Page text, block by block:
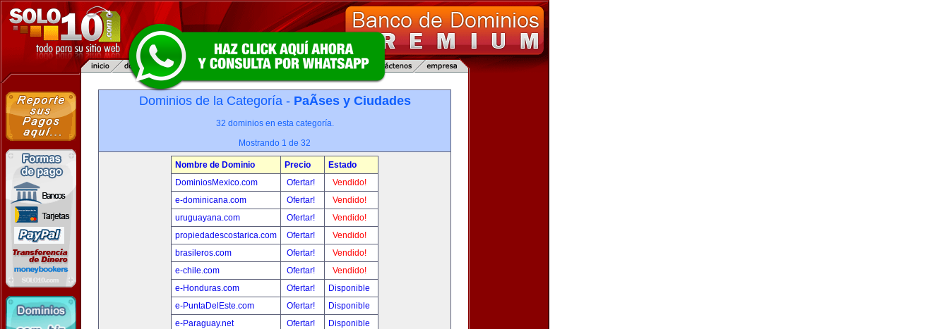
Dominios de la Categoría - PaÃ­ses y Ciudades
32 dominios en esta categoría.
Mostrando 1 de 32
Nombre de Dominio Precio
Estado
DominiosMexico.com
Ofertar!
Vendido!
e-dominicana.com
Ofertar!
Vendido!
uruguayana.com
Ofertar!
Vendido!
propiedadescostarica.com
Ofertar!
Vendido!
brasileros.com
Ofertar!
Vendido!
e-chile.com
Ofertar!
Vendido!
e-Honduras.com
Ofertar!
Disponible
e-PuntaDelEste.com
Ofertar!
Disponible
e-Paraguay.net
Ofertar!
Disponible